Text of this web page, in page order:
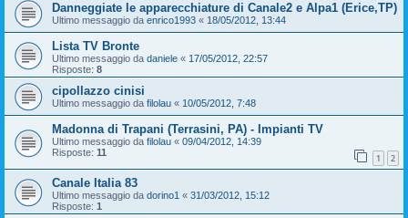
Danneggiate le apparecchiature di Canale2 e Alpa1 (Erice,TP)
Ultimo messaggio da enrico1993 « 18/05/2012, 13:44
Lista TV Bronte
Ultimo messaggio da daniele « 17/05/2012, 22:57
Risposte: 8
cipollazzo cinisi
Ultimo messaggio da filolau « 10/05/2012, 7:48
Madonna di Trapani (Terrasini, PA) - Impianti TV
Ultimo messaggio da filolau « 09/04/2012, 14:39
Risposte: 11 1 2
Canale Italia 83
Ultimo messaggio da dorino1 « 31/03/2012, 15:12
Risposte: 1